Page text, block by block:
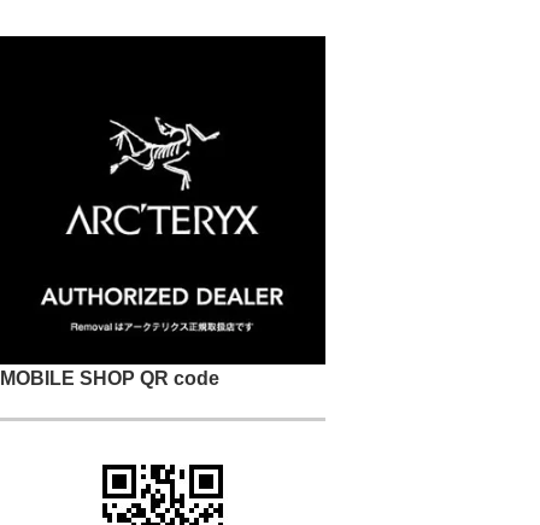
MOBILE SHOP QR code